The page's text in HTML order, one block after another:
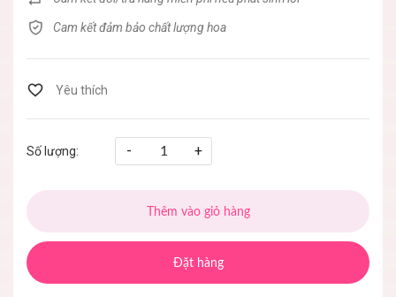
Cam kết đảm bảo chất lượng hoa
Số lượng: - +
Thêm vào giỏ hàng
Đặt hàng